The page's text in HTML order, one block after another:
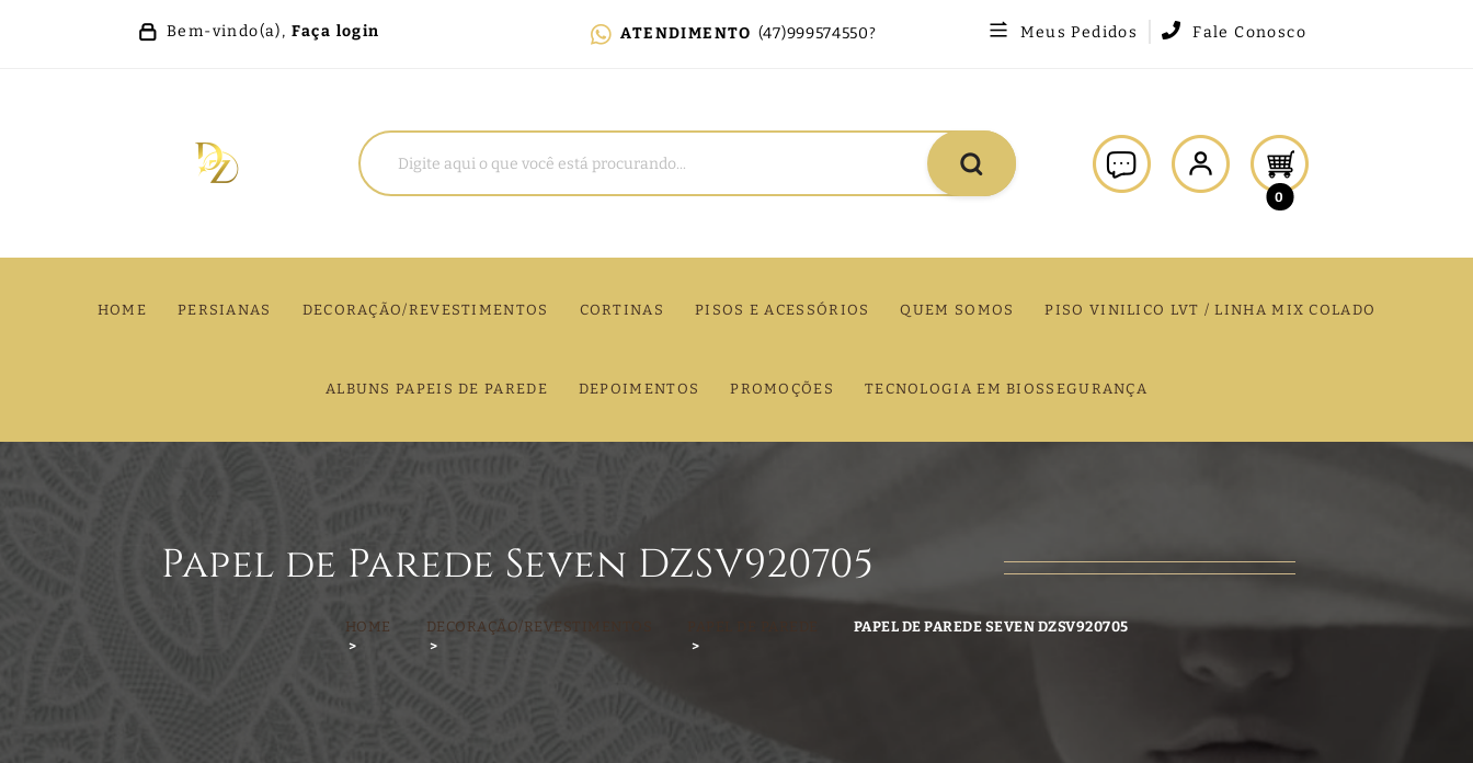
Bem-vindo(a), Faça login ATENDIMENTO (47)999574550? Meus Pedidos Fale Conosco
0
HOME PERSIANAS DECORAÇÃO/REVESTIMENTOS CORTINAS PISOS E ACESSÓRIOS QUEM SOMOS PISO VINILICO LVT / LINHA MIX COLADO
ALBUNS PAPEIS DE PAREDE DEPOIMENTOS PROMOÇÕES TECNOLOGIA EM BIOSSEGURANÇA
HOME DECORAÇÃO/REVESTIMENTOS PAPEL DE PAREDE SEVEN DZSV920705
Papel de Parede Seven DZSV920705